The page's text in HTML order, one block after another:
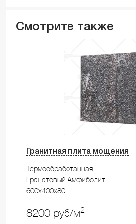
Смотрите также
Гранитная плита мощения
Термообработанная
Гранатовый Амфиболит
600x400x80
8200 руб/м2